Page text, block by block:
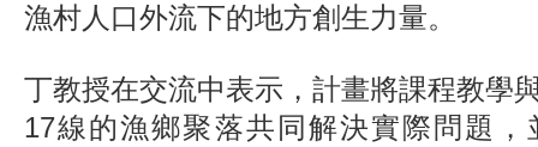
漁村人口外流下的地方創生力量。
丁教授在交流中表示，計畫將課程教學
17線的漁鄉聚落共同解決實際問題，